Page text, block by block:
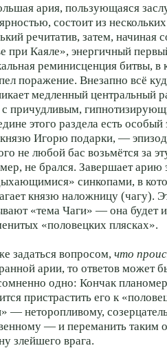
ария, пользующаяся
состоит из
речитатив, затем, начиная
при Каяле», энергичный
реминисценция битвы, в
поражение. Внезапно всё
медленный центральный
с причудливым,
этого раздела есть особый
князю Игорю подарки, —
не любой бас возьмётся за
не брался. Завершает арию
синкопами, в
князю наложницу (чагу).
«тема Чаги» — она будет
«половецких плясках».
задаться вопросом, что
арии, то ответов может
одно: Кончак
пристрастить его к
— неторопливому,
— и переманить таким
злейшего врага.